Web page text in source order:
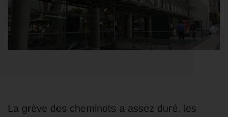
La grève des cheminots a assez duré, les